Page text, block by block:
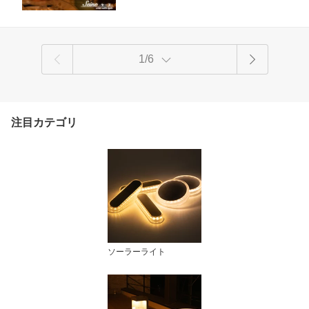
1/6
注目カテゴリ
ソーラーライト